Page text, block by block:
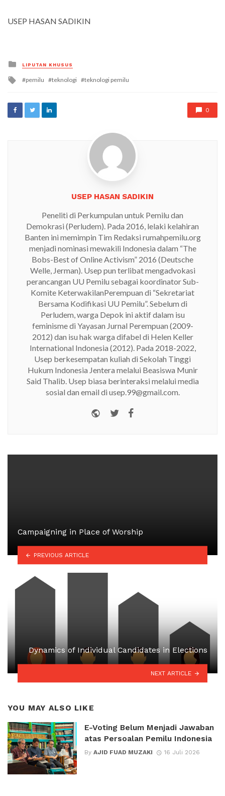
USEP HASAN SADIKIN
Posted
in
LIPUTAN KHUSUS
Tagged
pemilu teknologi teknologi pemilu
0
USEP HASAN SADIKIN
Peneliti di Perkumpulan untuk Pemilu dan
Demokrasi (Perludem). Pada 2016, lelaki kelahiran
Banten ini memimpin Tim Redaksi rumahpemilu.org
menjadi nominasi mewakili Indonesia dalam “The
Bobs-Best of Online Activism” 2016 (Deutsche
Welle, Jerman). Usep pun terlibat mengadvokasi
perancangan UU Pemilu sebagai koordinator Sub-
Komite KeterwakilanPerempuan di “Sekretariat
Bersama Kodifikasi UU Pemilu”. Sebelum di
Perludem, warga Depok ini aktif dalam isu
feminisme di Yayasan Jurnal Perempuan (2009-
2012) dan isu hak warga difabel di Helen Keller
International Indonesia (2012). Pada 2018-2022,
Usep berkesempatan kuliah di Sekolah Tinggi
Hukum Indonesia Jentera melalui Beasiswa Munir
Said Thalib. Usep biasa berinteraksi melalui media
sosial dan email di usep.99@gmail.com.
Website
Twitter
Campaigning in Place of Worship
PREVIOUS ARTICLE
Dynamics of Individual Candidates in Elections
NEXT ARTICLE
YOU MAY ALSO LIKE
E-Voting Belum Menjadi Jawaban
atas Persoalan Pemilu Indonesia
By AJID FUAD MUZAKI 16 Juli 2026